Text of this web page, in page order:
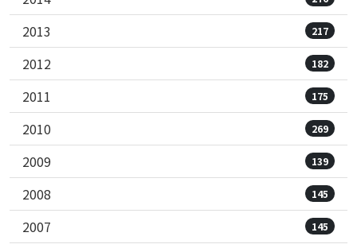
2013 217
2012 182
2011 175
2010 269
2009 139
2008 145
2007 145